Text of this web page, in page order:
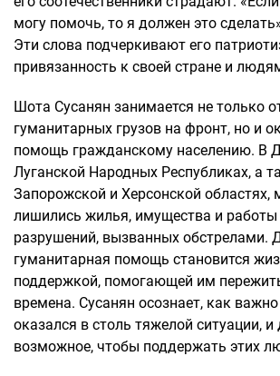
могу помочь, то я должен это
Эти слова подчеркивают его
привязанность к своей стране и
Шота Сусанян занимается не только
гуманитарных грузов на фронт, но и
помощь гражданскому населению. В
Луганской Народных Республиках, а
Запорожской и Херсонской областях,
лишились жилья, имущества и работы
разрушений, вызванных обстрелами.
гуманитарная помощь становится
поддержкой, помогающей им
времена. Сусанян осознает, как
оказался в столь тяжелой ситуации, и
возможное, чтобы поддержать этих